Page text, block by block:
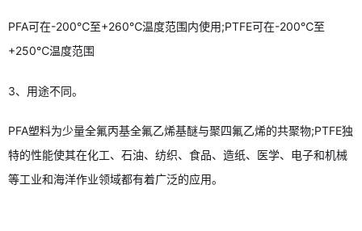
PFA可在-200℃至+260℃温度范围内使用;PTFE可在-200℃至
+250℃温度范围
3、用途不同。
PFA塑料为少量全氟丙基全氟乙烯基醚与聚四氟乙烯的共聚物;PTFE独
特的性能使其在化工、石油、纺织、食品、造纸、医学、电子和机械
等工业和海洋作业领域都有着广泛的应用。